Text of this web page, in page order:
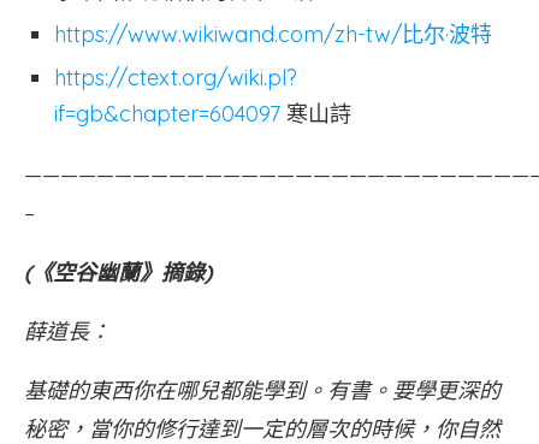
https://www.wikiwand.com/zh-tw/比尔·波特
https://ctext.org/wiki.pl?
if=gb&chapter=604097 寒山詩
–
(《空谷幽蘭》摘錄)
薛道長：
基礎的東西你在哪兒都能學到。有書。要學更深的
秘密，當你的修行達到一定的層次的時候，你自然